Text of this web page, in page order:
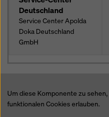
Deutschland
Service Center Apolda
Doka Deutschland
GmbH
Um diese Komponente zu
funktionalen Cookies erlauben.